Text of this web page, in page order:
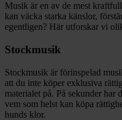
Musik är en av de mest
kan väcka starka känslor,
egentligen? Här utforskar vi
Stockmusik
Stockmusik är förinspelad
att du inte köper exklusiva
materialet på. På sekunder
vem som helst kan köpa
hunds klor.